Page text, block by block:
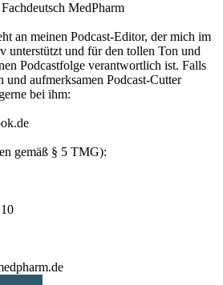
MedPharm
an meinen Podcast-Editor, der mich im
unterstützt und für den tollen Ton und
Podcastfolge verantwortlich ist. Falls
und aufmerksamen Podcast-Cutter
bei ihm:
gemäß § 5 TMG):